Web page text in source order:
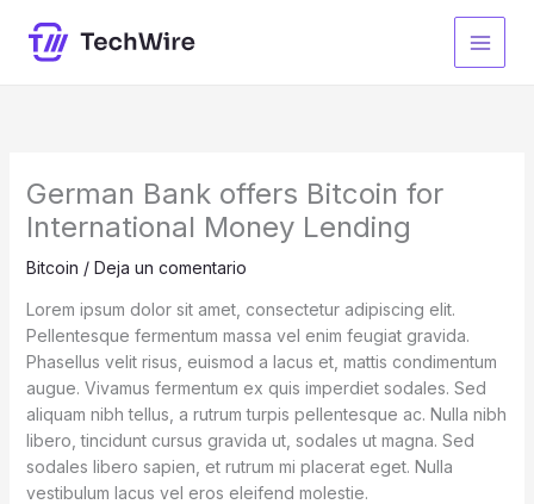
contenido
German Bank offers Bitcoin for
International Money Lending
Bitcoin / Deja un comentario
Lorem ipsum dolor sit amet, consectetur adipiscing elit.
Pellentesque fermentum massa vel enim feugiat gravida.
Phasellus velit risus, euismod a lacus et, mattis condimentum
augue. Vivamus fermentum ex quis imperdiet sodales. Sed
aliquam nibh tellus, a rutrum turpis pellentesque ac. Nulla nibh
libero, tincidunt cursus gravida ut, sodales ut magna. Sed
sodales libero sapien, et rutrum mi placerat eget. Nulla
vestibulum lacus vel eros eleifend molestie.